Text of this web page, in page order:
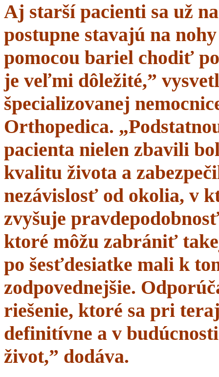
Aj starší pacienti sa už
postupne stavajú na
pomocou bariel chodiť
je veľmi dôležité,”
špecializovanej
Orthopedica.
pacienta nielen zbavili
kvalitu života a
nezávislosť od okolia, v
zvyšuje
ktoré môžu zabrániť
po šesťdesiatke mali k
zodpovednejšie.
riešenie, ktoré sa pri
definitívne a v
život,” dodáva.